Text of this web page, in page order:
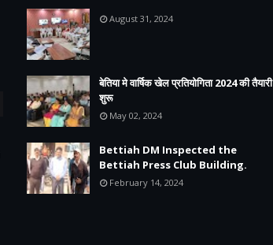
August 31, 2024
बेतिया मे वार्षिक खेल प्रतियोगिता 2024 की तैयारी
शुरू
May 02, 2024
Bettiah DM Inspected the
Bettiah Press Club Building.
February 14, 2024